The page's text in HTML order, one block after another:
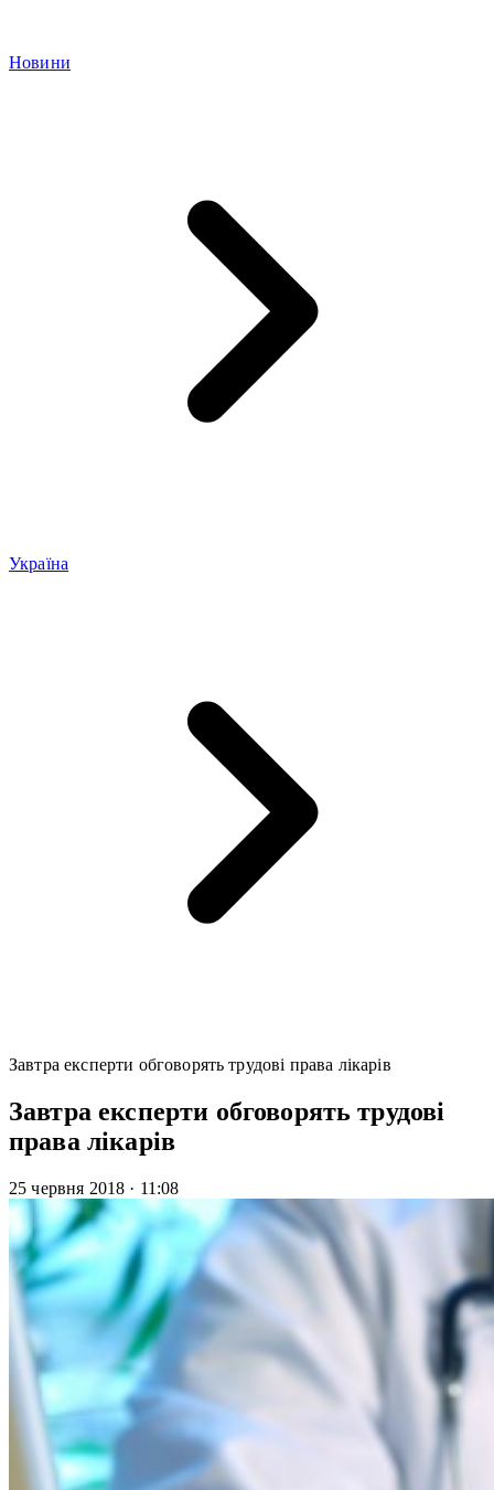
Новини
Україна
Завтра експерти обговорять трудові права лікарів
Завтра експерти обговорять трудові
права лікарів
25 червня 2018 · 11:08